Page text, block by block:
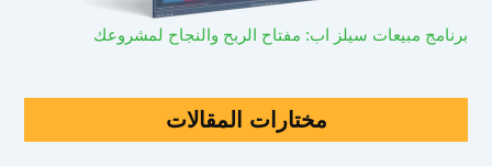
برنامج مبيعات سيلز اب: مفتاح الربح والنجاح لمشروعك
مختارات المقالات